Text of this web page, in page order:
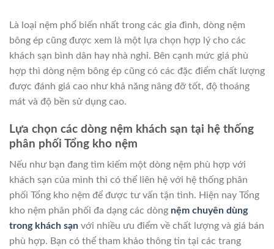
Là loại nệm phổ biến nhất trong các gia đình, dòng nệm
bông ép cũng được xem là một lựa chọn hợp lý cho các
khách sạn bình dân hay nhà nghỉ. Bên cạnh mức giá phù
hợp thì dòng nệm bông ép cũng có các đặc điểm chất lượng
được đánh giá cao như khả năng nâng đỡ tốt, độ thoáng
mát và độ bền sử dụng cao.
Lựa chọn các dòng nệm khách sạn tại hệ thống
phân phối Tổng kho nệm
Nếu như bạn đang tìm kiếm một dòng nệm phù hợp với
khách sạn của mình thì có thể liên hệ với hệ thống phân
phối Tổng kho nệm để được tư vấn tận tình. Hiện nay Tổng
kho nệm phân phối đa dạng các dòng nệm chuyên dùng
trong khách sạn với nhiều ưu điểm về chất lượng và giá bán
phù hợp. Bạn có thể tham khảo thông tin tại các trang